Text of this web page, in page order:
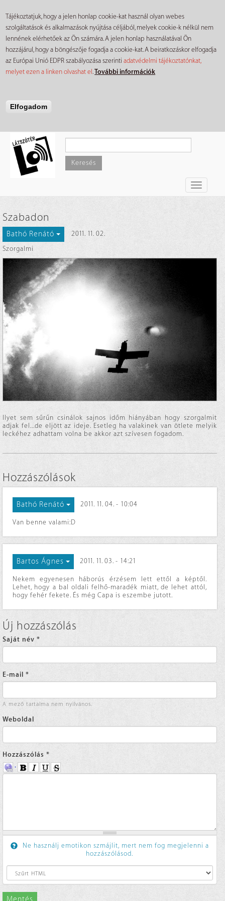
Tájékoztatjuk, hogy a jelen honlap cookie-kat használ olyan webes
szolgáltatások és alkalmazások nyújtása céljából, melyek cookie-k nélkül nem
lennének elérhetőek az Ön számára. A jelen honlap használatával Ön
hozzájárul, hogy a böngészője fogadja a cookie-kat. A beiratkozáskor elfogadja
az Európai Unió EDPR szabályozása szerintiadatvédelmi tájékoztatónkat,
melyet ezen a linken olvashat el.További információk
Elfogadom
tartalomra
Keresés
Toggle
Szabadon
Bathó Renátó
2011. 11. 02.
Szorgalmi
Ilyet sem sűrűn csinálok sajnos időm hiányában hogy szorgalmit
adjak fel...de eljött az ideje. Esetleg ha valakinek van ötlete melyik
leckéhez adhattam volna be akkor azt szívesen fogadom.
Hozzászólások
Bathó Renátó 2011. 11. 04. - 10:04
Van benne valami:D
Bartos Ágnes 2011. 11. 03. - 14:21
Nekem egyenesen háborús érzésem lett ettől a képtől.
Lehet, hogy a bal oldali felhő-maradék miatt, de lehet attól,
hogy fehér fekete. És még Capa is eszembe jutott.
Új hozzászólás
Saját név *
E-mail *
A mező tartalma nem nyilvános.
Weboldal
Hozzászólás *
Ne használj emotikon szmájlit, mert nem fog megjelenni a
hozzászólásod.
Mentés